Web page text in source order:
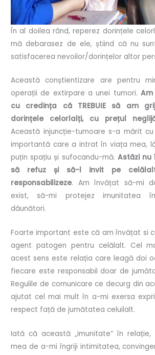
În al doilea rând, reperez dorințele
mă debarasez de ele, știind că nu
satisfacerea nevoilor/dorințelor altor
Această conștientizare are pentru
operații de extirpare a unei tumori.
cu credința că TREBUIE să am
dorințele celorlalți, cu prețul
Această injuncție-tumoare s-a mărit
importantă care a intrat în viața mea,
puțin spațiu și sufocandu-mă. Astăzi nu
să refuz și să-l invit pe
responsabilizeze. Am învățat să-mi
exist, să-mi protejez imunitatea
dăunători.
Foarte important este că am învățat si
agent patogen pentru celălalt. Cel
acest sens este relația care leagă doi
fiecare este responsabil doar de
Regulile de comunicare ce decurg din
ajutat cel mai mult în a-mi exersa
respect față de jumătatea celuilalt.
Iată că această „imunitate” în
mea de a-mi îngriji intimitatea,